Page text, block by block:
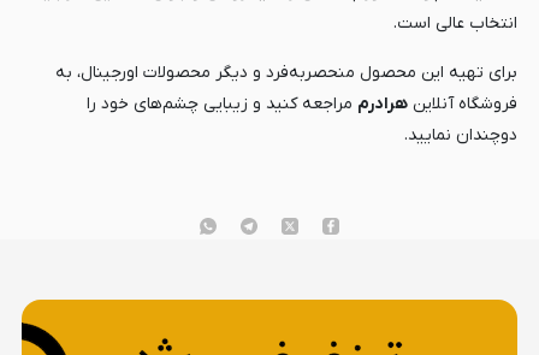
انتخاب عالی است.
برای تهیه این محصول منحصربه‌فرد و دیگر محصولات اورجینال، به
فروشگاه آنلاین هرادرم مراجعه کنید و زیبایی چشم‌های خود را
دوچندان نمایید.